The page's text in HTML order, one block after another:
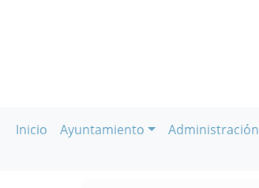
Inicio Ayuntamiento Administración